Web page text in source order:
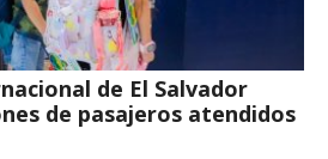
de El Salvador
de pasajeros atendidos